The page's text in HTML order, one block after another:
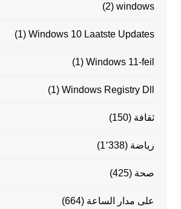
windows
(2)
Windows 10 Laatste Updates
(1)
Windows 11-feil
(1)
Windows Registry Dll
(1)
ثقافة (150)
رياضة (1٬338)
صحة (425)
على مدار الساعة (664)